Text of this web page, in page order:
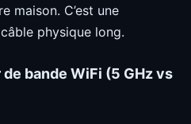
maison. C’est une
physique long.
bande WiFi (5 GHz vs